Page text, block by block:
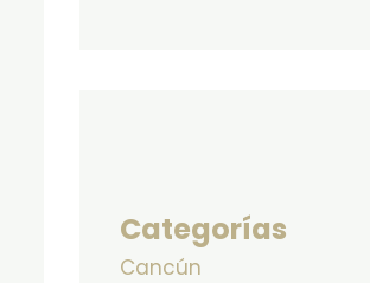
Categorías
Cancún